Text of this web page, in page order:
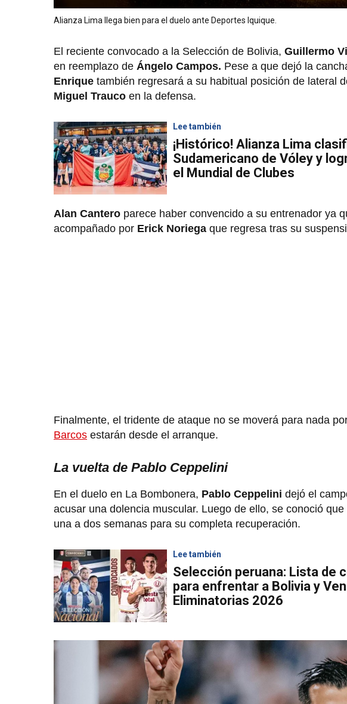
Alianza Lima llega bien para el duelo ante Deportes Iquique.
El reciente convocado a la Selección de Bolivia, Guillermo
en reemplazo de Ángelo Campos. Pese a que dejó la
Enrique también regresará a su habitual posición de lateral
Miguel Trauco en la defensa.
Lee también
¡Histórico! Alianza Lima
Sudamericano de Vóley y
el Mundial de Clubes
Alan Cantero parece haber convencido a su entrenador ya
acompañado por Erick Noriega que regresa tras su
Finalmente, el tridente de ataque no se moverá para nada
Barcos estarán desde el arranque.
La vuelta de Pablo Ceppelini
En el duelo en La Bombonera, Pablo Ceppelini dejó el
acusar una dolencia muscular. Luego de ello, se conoció
una a dos semanas para su completa recuperación.
Lee también
Selección peruana: Lista de
para enfrentar a Bolivia y
Eliminatorias 2026